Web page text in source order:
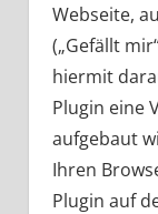
Webseite,
(„Gefällt
hiermit
Plugin eine
aufgebaut
Ihren
Plugin auf